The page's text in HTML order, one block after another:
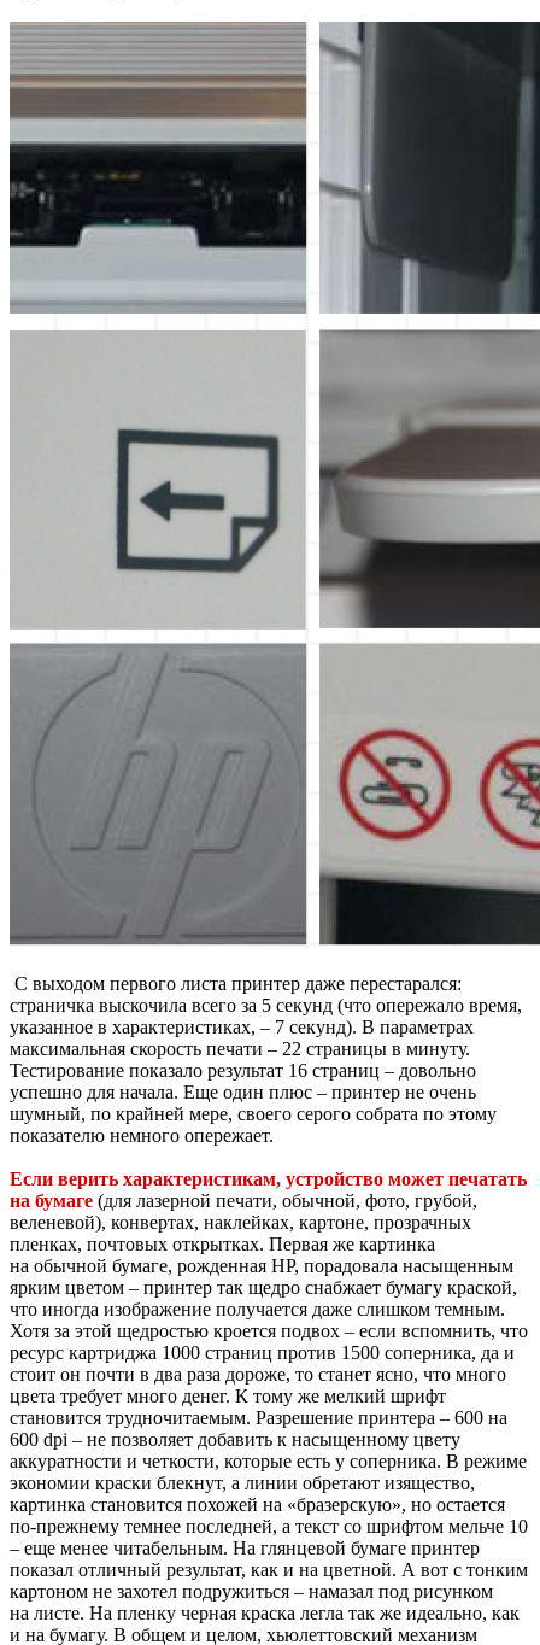
С выходом первого листа принтер даже перестарался:
страничка выскочила всего за 5 секунд (что опережало время,
указанное в характеристиках, – 7 секунд). В параметрах
максимальная скорость печати – 22 страницы в минуту.
Тестирование показало результат 16 страниц – довольно
успешно для начала. Еще один плюс – принтер не очень
шумный, по крайней мере, своего серого собрата по этому
показателю немного опережает.
Если верить характеристикам, устройство может печатать
на бумаге (для лазерной печати, обычной, фото, грубой,
веленевой), конвертах, наклейках, картоне, прозрачных
пленках, почтовых открытках. Первая же картинка
на обычной бумаге, рожденная HP, порадовала насыщенным
ярким цветом – принтер так щедро снабжает бумагу краской,
что иногда изображение получается даже слишком темным.
Хотя за этой щедростью кроется подвох – если вспомнить, что
ресурс картриджа 1000 страниц против 1500 соперника, да и
стоит он почти в два раза дороже, то станет ясно, что много
цвета требует много денег. К тому же мелкий шрифт
становится трудночитаемым. Разрешение принтера – 600 на
600 dpi – не позволяет добавить к насыщенному цвету
аккуратности и четкости, которые есть у соперника. В режиме
экономии краски блекнут, а линии обретают изящество,
картинка становится похожей на «бразерскую», но остается
по-прежнему темнее последней, а текст со шрифтом мельче 10
– еще менее читабельным. На глянцевой бумаге принтер
показал отличный результат, как и на цветной. А вот с тонким
картоном не захотел подружиться – намазал под рисунком
на листе. На пленку черная краска легла так же идеально, как
и на бумагу. В общем и целом, хьюлеттовский механизм